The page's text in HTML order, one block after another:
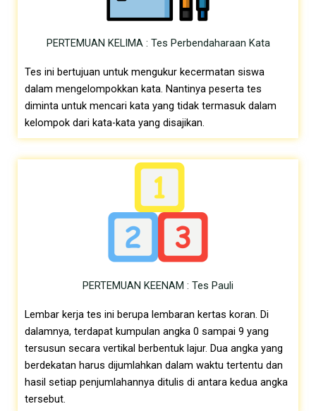
PERTEMUAN KELIMA : Tes Perbendaharaan Kata
Tes ini bertujuan untuk mengukur kecermatan siswa
dalam mengelompokkan kata. Nantinya peserta tes
diminta untuk mencari kata yang tidak termasuk dalam
kelompok dari kata-kata yang disajikan.
PERTEMUAN KEENAM : Tes Pauli
Lembar kerja tes ini berupa lembaran kertas koran. Di
dalamnya, terdapat kumpulan angka 0 sampai 9 yang
tersusun secara vertikal berbentuk lajur. Dua angka yang
berdekatan harus dijumlahkan dalam waktu tertentu dan
hasil setiap penjumlahannya ditulis di antara kedua angka
tersebut.